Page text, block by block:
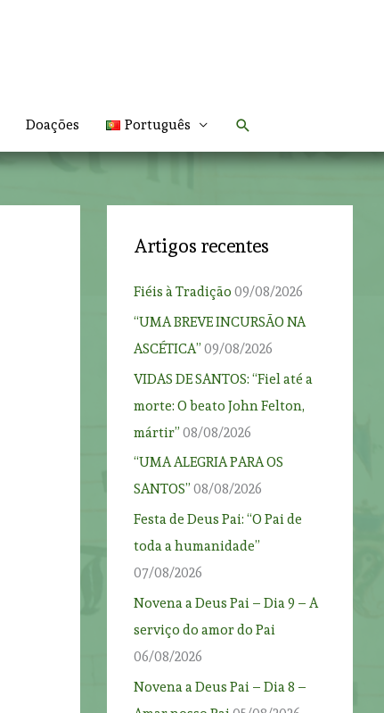
Doações Português Search
Artigos recentes
Fiéis à Tradição 09/08/2026
“UMA BREVE INCURSÃO NA
ASCÉTICA” 09/08/2026
VIDAS DE SANTOS: “Fiel até a
morte: O beato John Felton,
mártir” 08/08/2026
“UMA ALEGRIA PARA OS
SANTOS” 08/08/2026
Festa de Deus Pai: “O Pai de
toda a humanidade”
07/08/2026
Novena a Deus Pai – Dia 9 – A
serviço do amor do Pai
06/08/2026
Novena a Deus Pai – Dia 8 –